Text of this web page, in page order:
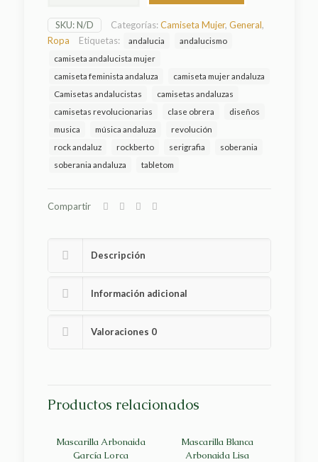
Grupo
cantidad
SKU:N/D Categorías:Camiseta Mujer, General,
Ropa
Etiquetas: andalucia
andalucismo
camiseta andalucista mujer
camiseta feminista andaluza
camiseta mujer andaluza
Camisetas andalucistas
camisetas andaluzas
camisetas revolucionarias
clase obrera
diseños
musica
música andaluza
revolución
rock andaluz
rockberto serigrafia
soberania
soberania andaluza
tabletom
Compartir
Descripción
Información adicional
Valoraciones 0
Productos relacionados
Mascarilla Arbonaida
García Lorca
Mascarilla Blanca
Arbonaida Lisa